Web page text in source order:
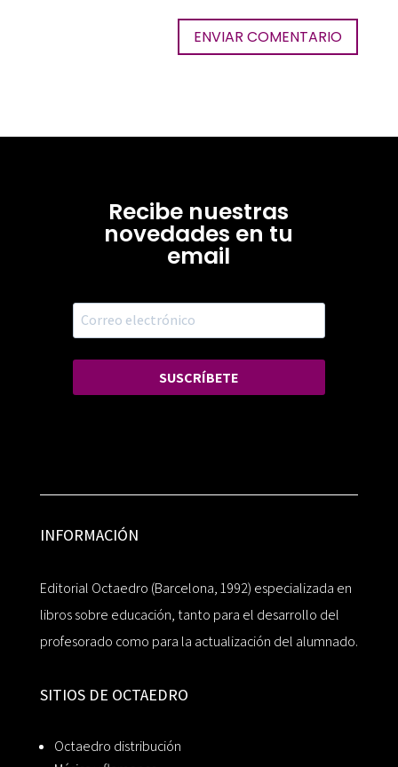
Recibe nuestras
novedades en tu
email
SUSCRÍBETE
INFORMACIÓN
Editorial Octaedro (Barcelona, 1992) especializada en
libros sobre educación, tanto para el desarrollo del
profesorado como para la actualización del alumnado.
SITIOS DE OCTAEDRO
Octaedro distribución